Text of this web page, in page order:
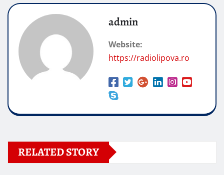
admin
Website:
https://radiolipova.ro
RELATED STORY